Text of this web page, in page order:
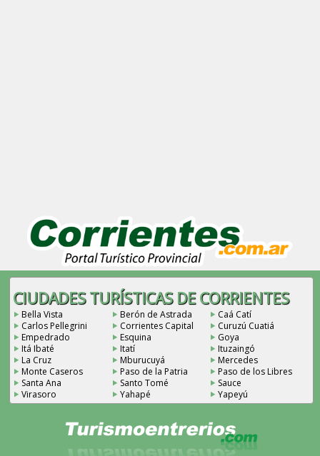
CIUDADES TURÍSTICAS DE CORRIENTES
Bella Vista Berón de Astrada
Caá Catí
Carlos Pellegrini
Corrientes Capital
Curuzú Cuatiá
Empedrado
Esquina
Goya
Itá Ibaté
Itatí
Ituzaingó
La Cruz
Mburucuyá
Mercedes
Monte Caseros
Paso de la Patria
Paso de los Libres
Santa Ana
Santo Tomé
Sauce
Virasoro
Yahapé Yapeyú